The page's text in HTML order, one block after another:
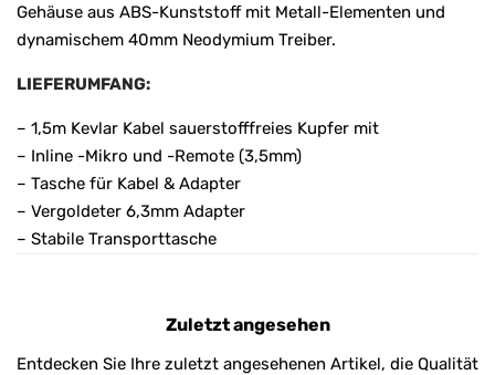
Gehäuse aus ABS-Kunststoff mit Metall-Elementen und
dynamischem 40mm Neodymium Treiber.
LIEFERUMFANG:
– 1,5m Kevlar Kabel sauerstofffreies Kupfer mit
– Inline -Mikro und -Remote (3,5mm)
– Tasche für Kabel & Adapter
– Vergoldeter 6,3mm Adapter
– Stabile Transporttasche
Zuletzt angesehen
Entdecken Sie Ihre zuletzt angesehenen Artikel, die Qualität